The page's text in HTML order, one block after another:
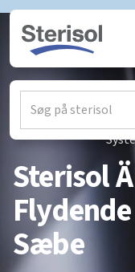
Sterisol
Flydende
Sæbe